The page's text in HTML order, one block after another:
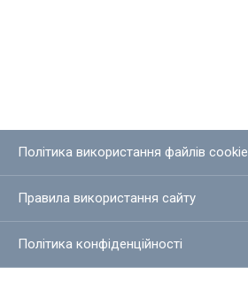
Політика використання файлів cookie
Правила використання сайту
Політика конфіденційності